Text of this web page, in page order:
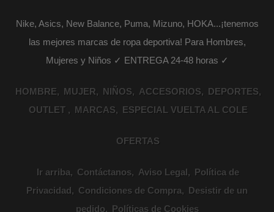
Nike, Asics, New Balance, Puma, Mizuno, HOKA...¡tenemos
las mejores marcas de ropa deportiva! Para Hombres,
Mujeres y Niños ✓ ENTREGA 24-48 horas ✓
HOMBRE MUJER NIÑOS ACCESORIOS
DEPORTES
OUTLET
MARCAS ESPECIAL VUELTA AL COLE
OFERTAS
Ir arriba Contáctanos Aviso Legal
Política de
Privacidad
Condiciones de Compra
Desistir de un
pedido
Políticas de Cookies